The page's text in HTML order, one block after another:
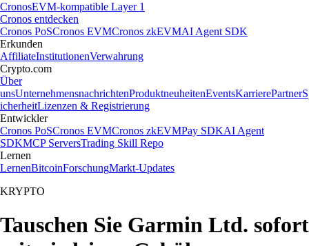
CronosEVM-kompatible Layer 1
Cronos entdecken
Cronos PoSCronos EVMCronos zkEVMAI Agent SDK
Erkunden
AffiliateInstitutionenVerwahrung
Crypto.com
Über
unsUnternehmensnachrichtenProduktneuheitenEventsKarrierePartnerS
icherheitLizenzen & Registrierung
Entwickler
Cronos PoSCronos EVMCronos zkEVMPay SDKAI Agent
SDKMCP ServersTrading Skill Repo
Lernen
LernenBitcoinForschungMarkt-Updates
KRYPTO
Tauschen Sie Garmin Ltd. sofort